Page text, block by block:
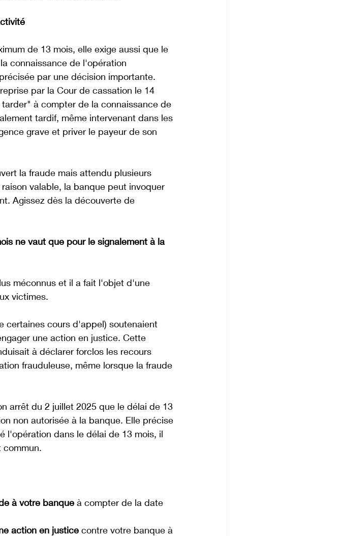
de 13 mois, elle exige aussi que le
connaissance de l'opération
par une décision importante.
par la Cour de cassation le 14
à compter de la connaissance de
tardif, même intervenant dans les
grave et priver le payeur de son
la fraude mais attendu plusieurs
valable, la banque peut invoquer
Agissez dès la découverte de
ne vaut que pour le signalement à la
méconnus et il a fait l'objet d'une
victimes.
certaines cours d'appel) soutenaient
une action en justice. Cette
à déclarer forclos les recours
frauduleuse, même lorsque la fraude
arrêt du 2 juillet 2025 que le délai de 13
non autorisée à la banque. Elle précise
l'opération dans le délai de 13 mois, il
commun.
à votre banque à compter de la date
action en justice contre votre banque à